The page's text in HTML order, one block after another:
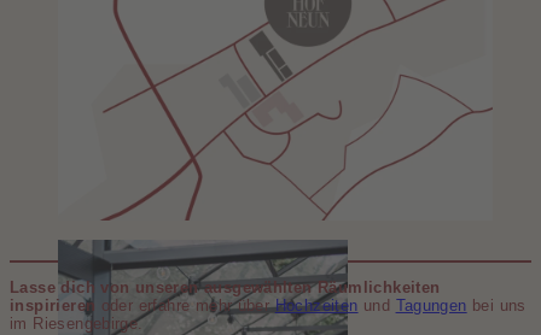
Lasse dich von unseren ausgewählten Räumlichkeiten
inspirieren oder erfahre mehr überHochzeiten und Tagungen bei uns
im Riesengebirge.